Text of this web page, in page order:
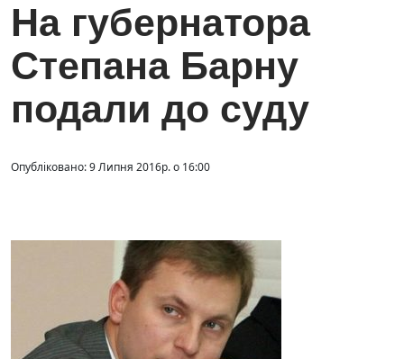
На губернатора
Степана Барну
подали до суду
Опубліковано: 9 Липня 2016р. о 16:00